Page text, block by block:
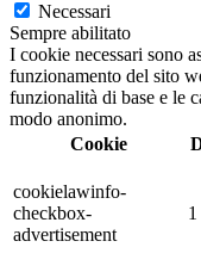
Necessari
Sempre abilitato
I cookie necessari sono
funzionamento del sito
funzionalità di base e le
modo anonimo.
Cookie
cookielawinfo-
checkbox-
advertisement